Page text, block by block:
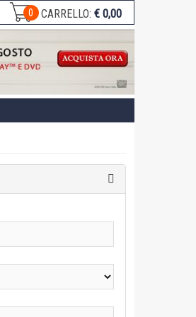
0 CARRELLO: € 0,00